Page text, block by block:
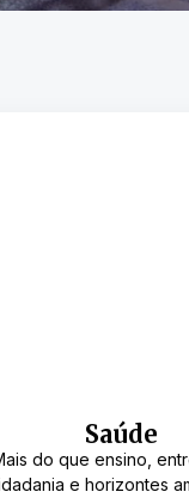
Saúde
do que ensino,
e horizontes